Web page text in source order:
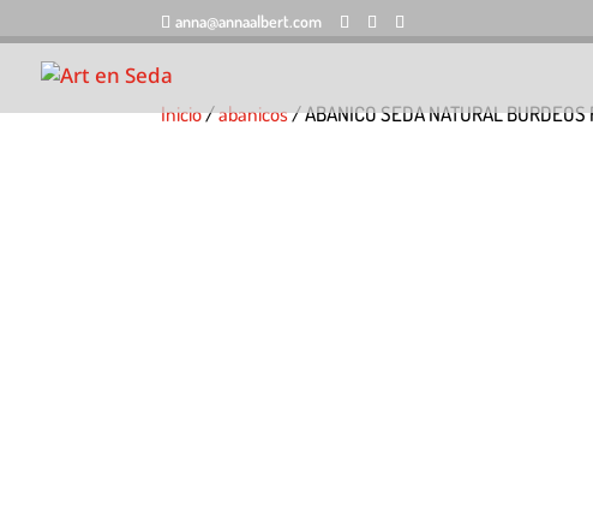
anna@annaalbert.com
Inicio/abanicos/ ABANICO SEDA NATURAL BURDEOS